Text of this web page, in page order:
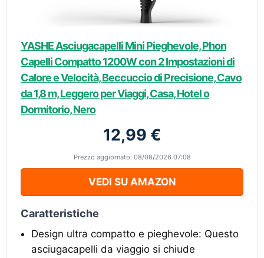
YASHE Asciugacapelli Mini Pieghevole, Phon
Capelli Compatto 1200W con 2 Impostazioni di
Calore e Velocità, Beccuccio di Precisione, Cavo
da 1,8 m, Leggero per Viaggi, Casa, Hotel o
Dormitorio, Nero
12,99 €
Prezzo aggiornato: 08/08/2026 07:08
VEDI SU AMAZON
Caratteristiche
Design ultra compatto e pieghevole: Questo
asciugacapelli da viaggio si chiude